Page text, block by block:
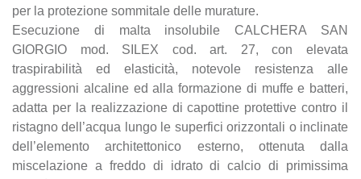
per la protezione sommitale delle murature.
Esecuzione di malta insolubile CALCHERA SAN
GIORGIO mod. SILEX cod. art. 27, con elevata
traspirabilità ed elasticità, notevole resistenza alle
aggressioni alcaline ed alla formazione di muffe e batteri,
adatta per la realizzazione di capottine protettive contro il
ristagno dell’acqua lungo le superfici orizzontali o inclinate
dell’elemento architettonico esterno, ottenuta dalla
miscelazione a freddo di idrato di calcio di primissima